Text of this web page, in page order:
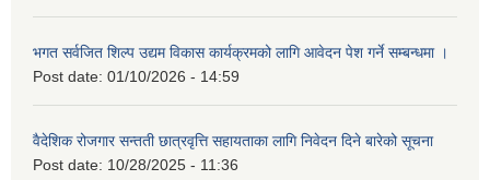
भगत सर्वजित शिल्प उद्यम विकास कार्यक्रमको लागि आवेदन पेश गर्ने सम्बन्धमा ।
Post date: 01/10/2026 - 14:59
वैदेशिक रोजगार सन्तती छात्रवृत्ति सहायताका लागि निवेदन दिने बारेको सूचना
Post date: 10/28/2025 - 11:36